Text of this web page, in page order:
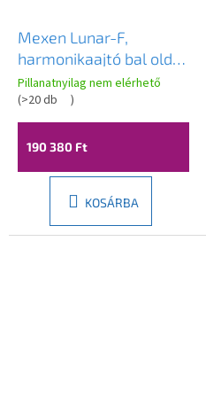
Mexen Lunar-F,
harmonikaajtó bal oldali
zuhanyhoz 140 cm, 8
mm-es átlátszó üveg,
acélprofil, 836S-140-
050-97-00-L
Pillanatnyilag nem elérhető
(>20 db )
190 380 Ft
KOSÁRBA